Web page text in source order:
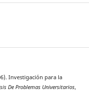
Investigación para la
De Problemas Universitarios,